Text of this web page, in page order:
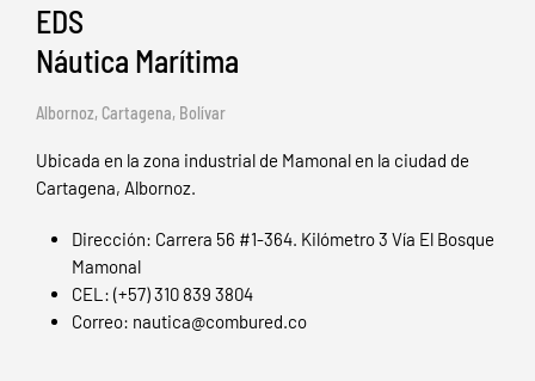
EDS
Náutica Marítima
Albornoz, Cartagena, Bolívar
Ubicada en la zona industrial de Mamonal en la ciudad de
Cartagena, Albornoz.
Dirección: Carrera 56 #1-364. Kilómetro 3 Vía El Bosque
Mamonal
CEL: (+57) 310 839 3804
Correo: nautica@combured.co